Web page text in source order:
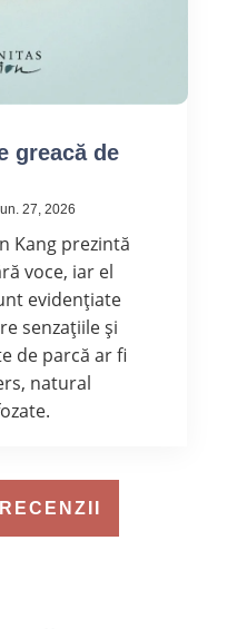
greacă de
27, 2026
Kang prezintă
voce, iar el
evidențiate
senzațiile și
de parcă ar fi
natural